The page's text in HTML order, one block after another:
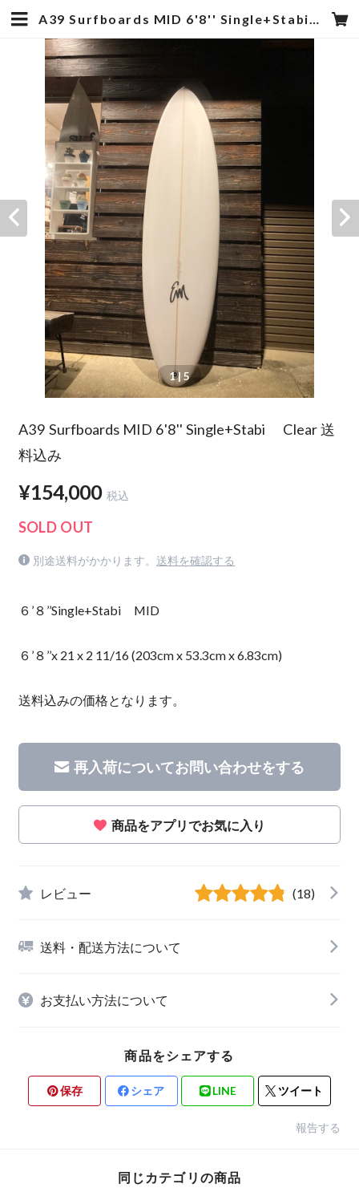
A39 Surfboards MID 6'8'' Single+Stabi Clear 送料込み | hotstyle TOYOOKA
1| 5
A39 Surfboards MID 6'8'' Single+Stabi Clear 送
料込み
¥154,000 税込
SOLD OUT
別途送料がかかります。 送料を確認する
６’８’’Single+Stabi MID
６’８’’x 21 x 2 11/16 (203cm x 53.3cm x 6.83cm)
送料込みの価格となります。
再入荷についてお問い合わせをする
商品をアプリでお気に入り
レビュー (18)
送料・配送方法について
お支払い方法について
商品をシェアする
保存 シェア LINE ツイート
報告する
同じカテゴリの商品